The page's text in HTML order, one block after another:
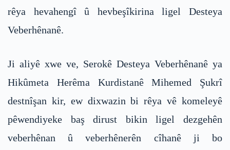
rêya hevahengî û hevbeşîkirina ligel Desteya
Veberhênanê.
Ji aliyê xwe ve, Serokê Desteya Veberhênanê ya
Hikûmeta Herêma Kurdistanê Mihemed Şukrî
destnîşan kir, ew dixwazin bi rêya vê komeleyê
pêwendiyeke baş dirust bikin ligel dezgehên
veberhênan û veberhênerên cîhanê ji bo